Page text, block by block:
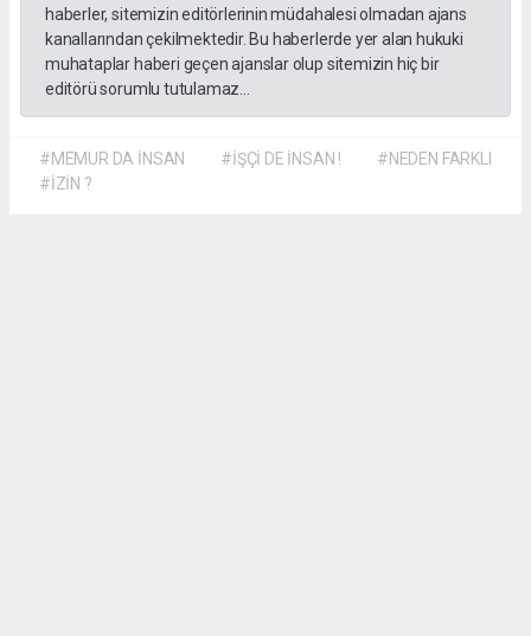
haberler, sitemizin editörlerinin müdahalesi olmadan ajans
kanallarından çekilmektedir. Bu haberlerde yer alan hukuki
muhataplar haberi geçen ajanslar olup sitemizin hiç bir
editörü sorumlu tutulamaz...
#MEMUR DA İNSAN #İŞÇİ DE İNSAN !
#NEDEN FARKLI
#İZİN ?